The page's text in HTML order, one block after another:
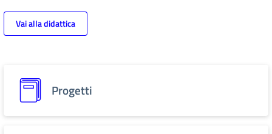
Vai alla didattica
Progetti